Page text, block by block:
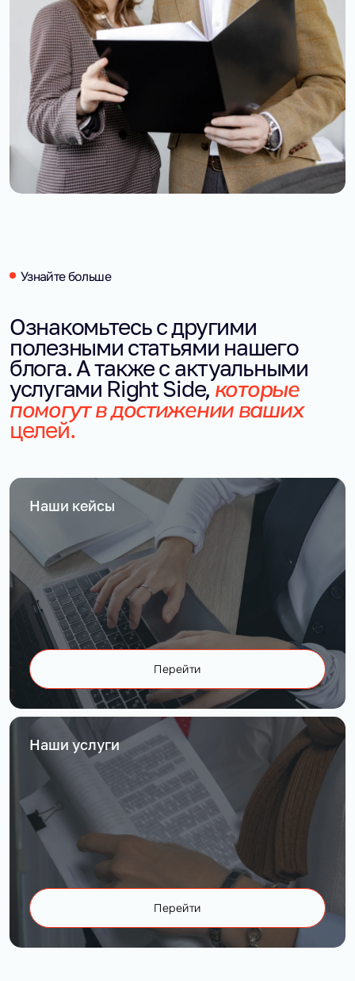
Узнайте больше
Ознакомьтесь с другими
полезными статьями нашего
блога. А также с актуальными
услугами Right Side,которые
помогут в достижении ваших
целей.
Наши кейсы
Перейти
Наши услуги
Перейти